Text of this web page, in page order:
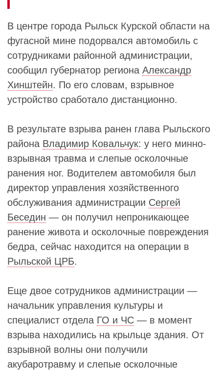
В центре города Рыльск Курской области на
фугасной мине подорвался автомобиль с
сотрудниками районной администрации,
сообщил губернатор региона Александр
Хинштейн. По его словам, взрывное
устройство сработало дистанционно.
В результате взрыва ранен глава Рыльского
района Владимир Ковальчук: у него минно-
взрывная травма и слепые осколочные
ранения ног. Водителем автомобиля был
директор управления хозяйственного
обслуживания администрации Сергей
Беседин — он получил непроникающее
ранение живота и осколочные повреждения
бедра, сейчас находится на операции в
Рыльской ЦРБ.
Еще двое сотрудников администрации —
начальник управления культуры и
специалист отдела ГО и ЧС — в момент
взрыва находились на крыльце здания. От
взрывной волны они получили
акубаротравму и слепые осколочные